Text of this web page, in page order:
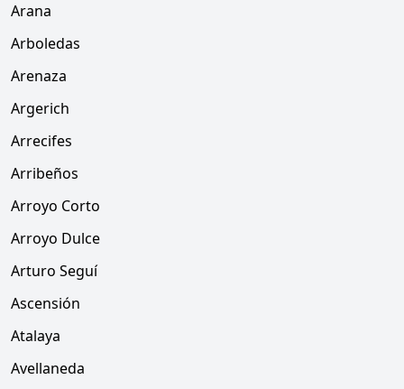
Arana
Arboledas
Arenaza
Argerich
Arrecifes
Arribeños
Arroyo Corto
Arroyo Dulce
Arturo Seguí
Ascensión
Atalaya
Avellaneda